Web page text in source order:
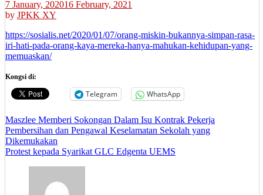
7 January, 202016 February, 2021
by JPKK XY
https://sosialis.net/2020/01/07/orang-miskin-bukannya-simpan-rasa-
iri-hati-pada-orang-kaya-mereka-hanya-mahukan-kehidupan-yang-
memuaskan/
Kongsi di:
Telegram WhatsApp
Post
navigation
Maszlee Memberi Sokongan Dalam Isu Kontrak Pekerja
Pembersihan dan Pengawal Keselamatan Sekolah yang
Dikemukakan
Protest kepada Syarikat GLC Edgenta UEMS